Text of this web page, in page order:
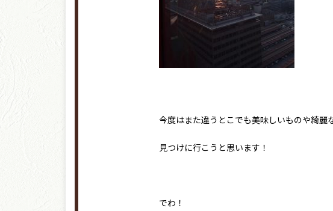
今度はまた違うとこでも美味しいものや綺麗
見つけに行こうと思います！
でわ！